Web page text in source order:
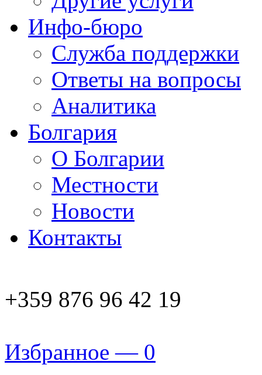
Инфо-бюро
Служба поддержки
Ответы на вопросы
Аналитика
Болгария
О Болгарии
Местности
Новости
Контакты
+359 876 96 42 19
Избранное — 0